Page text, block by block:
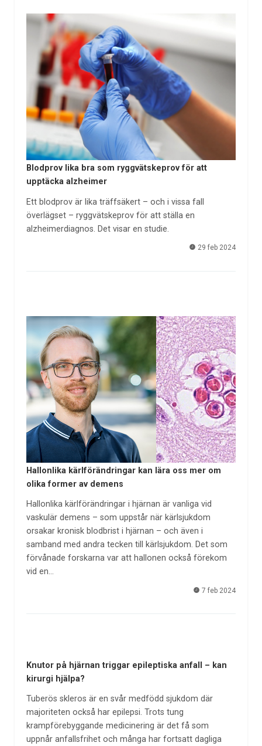
Blodprov lika bra som ryggvätskeprov för att
upptäcka alzheimer
Ett blodprov är lika träffsäkert – och i vissa fall
överlägset – ryggvätskeprov för att ställa en
alzheimerdiagnos. Det visar en studie.
29 feb 2024
Hallonlika kärlförändringar kan lära oss mer om
olika former av demens
Hallonlika kärlförändringar i hjärnan är vanliga vid
vaskulär demens – som uppstår när kärlsjukdom
orsakar kronisk blodbrist i hjärnan – och även i
samband med andra tecken till kärlsjukdom. Det som
förvånade forskarna var att hallonen också förekom
vid en…
7 feb 2024
Knutor på hjärnan triggar epileptiska anfall – kan
kirurgi hjälpa?
Tuberös skleros är en svår medfödd sjukdom där
majoriteten också har epilepsi. Trots tung
krampförebyggande medicinering är det få som
uppnår anfallsfrihet och många har fortsatt dagliga